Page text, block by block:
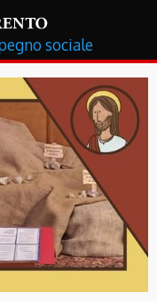
sociale